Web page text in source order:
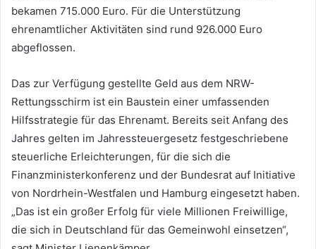
bekamen 715.000 Euro. Für die Unterstützung
ehrenamtlicher Aktivitäten sind rund 926.000 Euro
abgeflossen.
Das zur Verfügung gestellte Geld aus dem NRW-
Rettungsschirm ist ein Baustein einer umfassenden
Hilfsstrategie für das Ehrenamt. Bereits seit Anfang des
Jahres gelten im Jahressteuergesetz festgeschriebene
steuerliche Erleichterungen, für die sich die
Finanzministerkonferenz und der Bundesrat auf Initiative
von Nordrhein-Westfalen und Hamburg eingesetzt haben.
„Das ist ein großer Erfolg für viele Millionen Freiwillige,
die sich in Deutschland für das Gemeinwohl einsetzen“,